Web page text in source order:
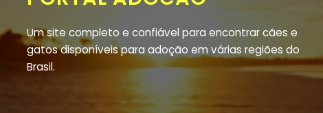
Um site completo e confiável para encontrar cães e
gatos disponíveis para adoção em várias regiões do
Brasil.